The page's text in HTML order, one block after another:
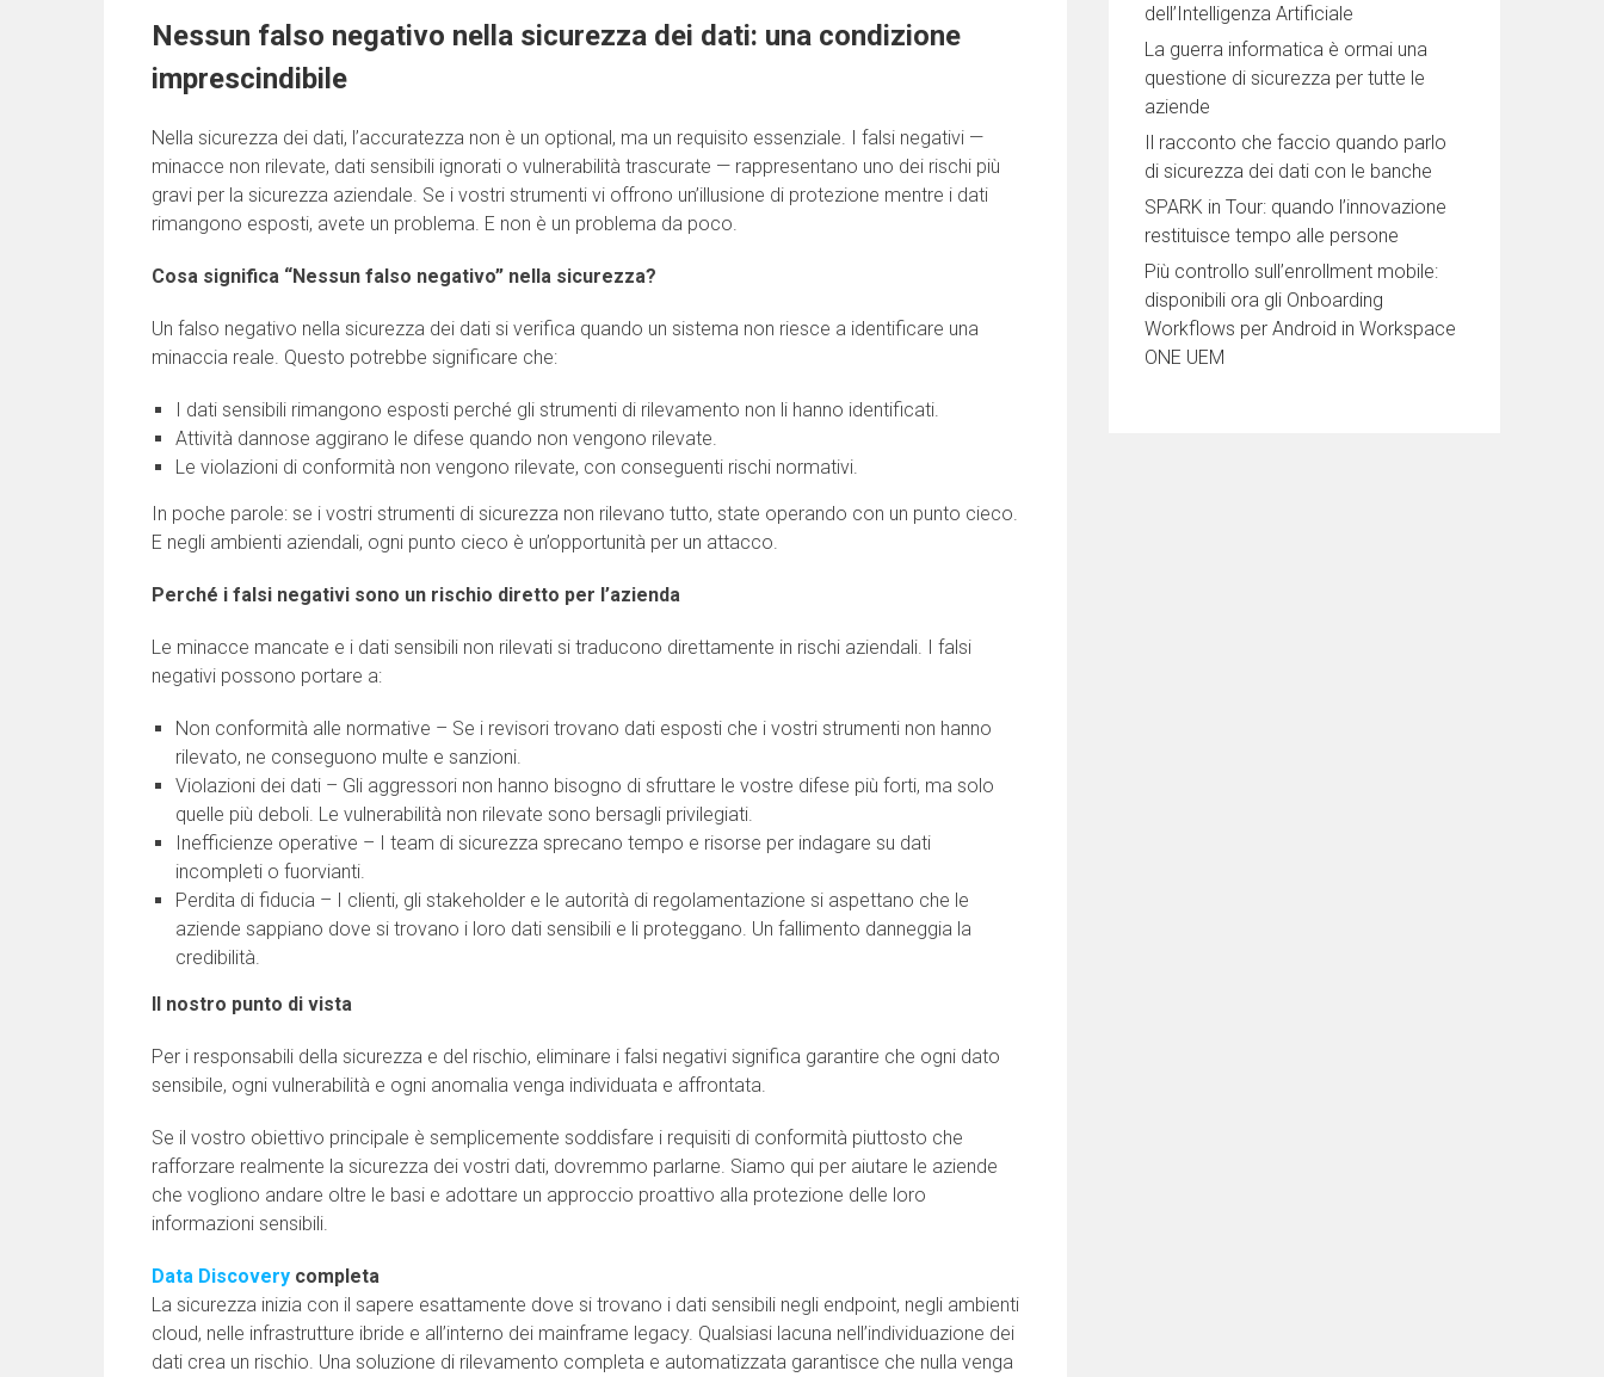
Nessun falso negativo nella sicurezza dei dati: una condizione
imprescindibile
Nella sicurezza dei dati, l’accuratezza non è un optional, ma un requisito essenziale. I falsi negativi —
minacce non rilevate, dati sensibili ignorati o vulnerabilità trascurate — rappresentano uno dei rischi più
gravi per la sicurezza aziendale. Se i vostri strumenti vi offrono un’illusione di protezione mentre i dati
rimangono esposti, avete un problema. E non è un problema da poco.
Cosa significa “Nessun falso negativo” nella sicurezza?
Un falso negativo nella sicurezza dei dati si verifica quando un sistema non riesce a identificare una
minaccia reale. Questo potrebbe significare che:
I dati sensibili rimangono esposti perché gli strumenti di rilevamento non li hanno identificati.
Attività dannose aggirano le difese quando non vengono rilevate.
Le violazioni di conformità non vengono rilevate, con conseguenti rischi normativi.
In poche parole: se i vostri strumenti di sicurezza non rilevano tutto, state operando con un punto cieco.
E negli ambienti aziendali, ogni punto cieco è un’opportunità per un attacco.
Perché i falsi negativi sono un rischio diretto per l’azienda
Le minacce mancate e i dati sensibili non rilevati si traducono direttamente in rischi aziendali. I falsi
negativi possono portare a:
Non conformità alle normative – Se i revisori trovano dati esposti che i vostri strumenti non hanno
rilevato, ne conseguono multe e sanzioni.
Violazioni dei dati – Gli aggressori non hanno bisogno di sfruttare le vostre difese più forti, ma solo
quelle più deboli. Le vulnerabilità non rilevate sono bersagli privilegiati.
Inefficienze operative – I team di sicurezza sprecano tempo e risorse per indagare su dati
incompleti o fuorvianti.
Perdita di fiducia – I clienti, gli stakeholder e le autorità di regolamentazione si aspettano che le
aziende sappiano dove si trovano i loro dati sensibili e li proteggano. Un fallimento danneggia la
credibilità.
Il nostro punto di vista
Per i responsabili della sicurezza e del rischio, eliminare i falsi negativi significa garantire che ogni dato
sensibile, ogni vulnerabilità e ogni anomalia venga individuata e affrontata.
Se il vostro obiettivo principale è semplicemente soddisfare i requisiti di conformità piuttosto che
rafforzare realmente la sicurezza dei vostri dati, dovremmo parlarne. Siamo qui per aiutare le aziende
che vogliono andare oltre le basi e adottare un approccio proattivo alla protezione delle loro
informazioni sensibili.
Data Discovery completa
La sicurezza inizia con il sapere esattamente dove si trovano i dati sensibili negli endpoint, negli ambienti
cloud, nelle infrastrutture ibride e all’interno dei mainframe legacy. Qualsiasi lacuna nell’individuazione dei
dati crea un rischio. Una soluzione di rilevamento completa e automatizzata garantisce che nulla venga
dell’Intelligenza Artificiale
La guerra informatica è ormai una
questione di sicurezza per tutte le
aziende
Il racconto che faccio quando parlo
di sicurezza dei dati con le banche
SPARK in Tour: quando l’innovazione
restituisce tempo alle persone
Più controllo sull’enrollment mobile:
disponibili ora gli Onboarding
Workflows per Android in Workspace
ONE UEM